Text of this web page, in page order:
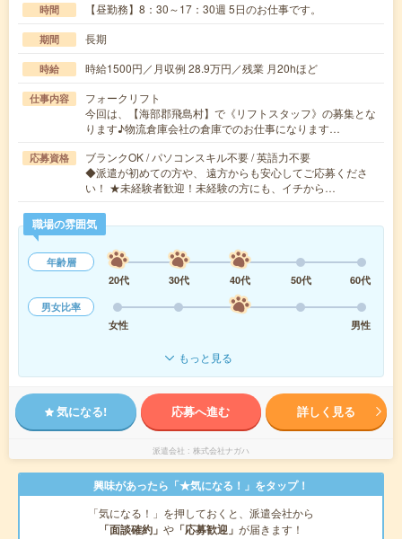
時間 【昼勤務】8：30～17：30週 5日のお仕事です。
期間 長期
時給 時給1500円／月収例 28.9万円／残業 月20hほど
仕事内容
フォークリフト
今回は、【海部郡飛島村】で《リフトスタッフ》の募集とな
ります♪物流倉庫会社の倉庫でのお仕事になります…
応募資格
ブランクOK / パソコンスキル不要 / 英語力不要
◆派遣が初めての方や、 遠方からも安心してご応募くださ
い！ ★未経験者歓迎！未経験の方にも、イチから…
職場の雰囲気
年齢層
20代
30代 40代 50代
60代
男女比率
女性
男性
もっと見る
気になる! 応募へ進む 詳しく見る
派遣会社 株式会社ナガハ
興味があったら「★気になる！」をタップ！
「気になる！」を押しておくと、派遣会社から
「面談確約」 や 「応募歓迎」 が届きます！